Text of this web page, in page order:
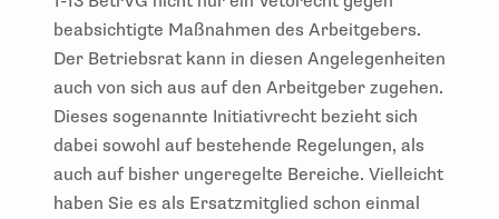
beabsichtigte Maßnahmen des Arbeitgebers.
Der Betriebsrat kann in diesen Angelegenheiten
auch von sich aus auf den Arbeitgeber zugehen.
Dieses sogenannte Initiativrecht bezieht sich
dabei sowohl auf bestehende Regelungen, als
auch auf bisher ungeregelte Bereiche. Vielleicht
haben Sie es als Ersatzmitglied schon einmal